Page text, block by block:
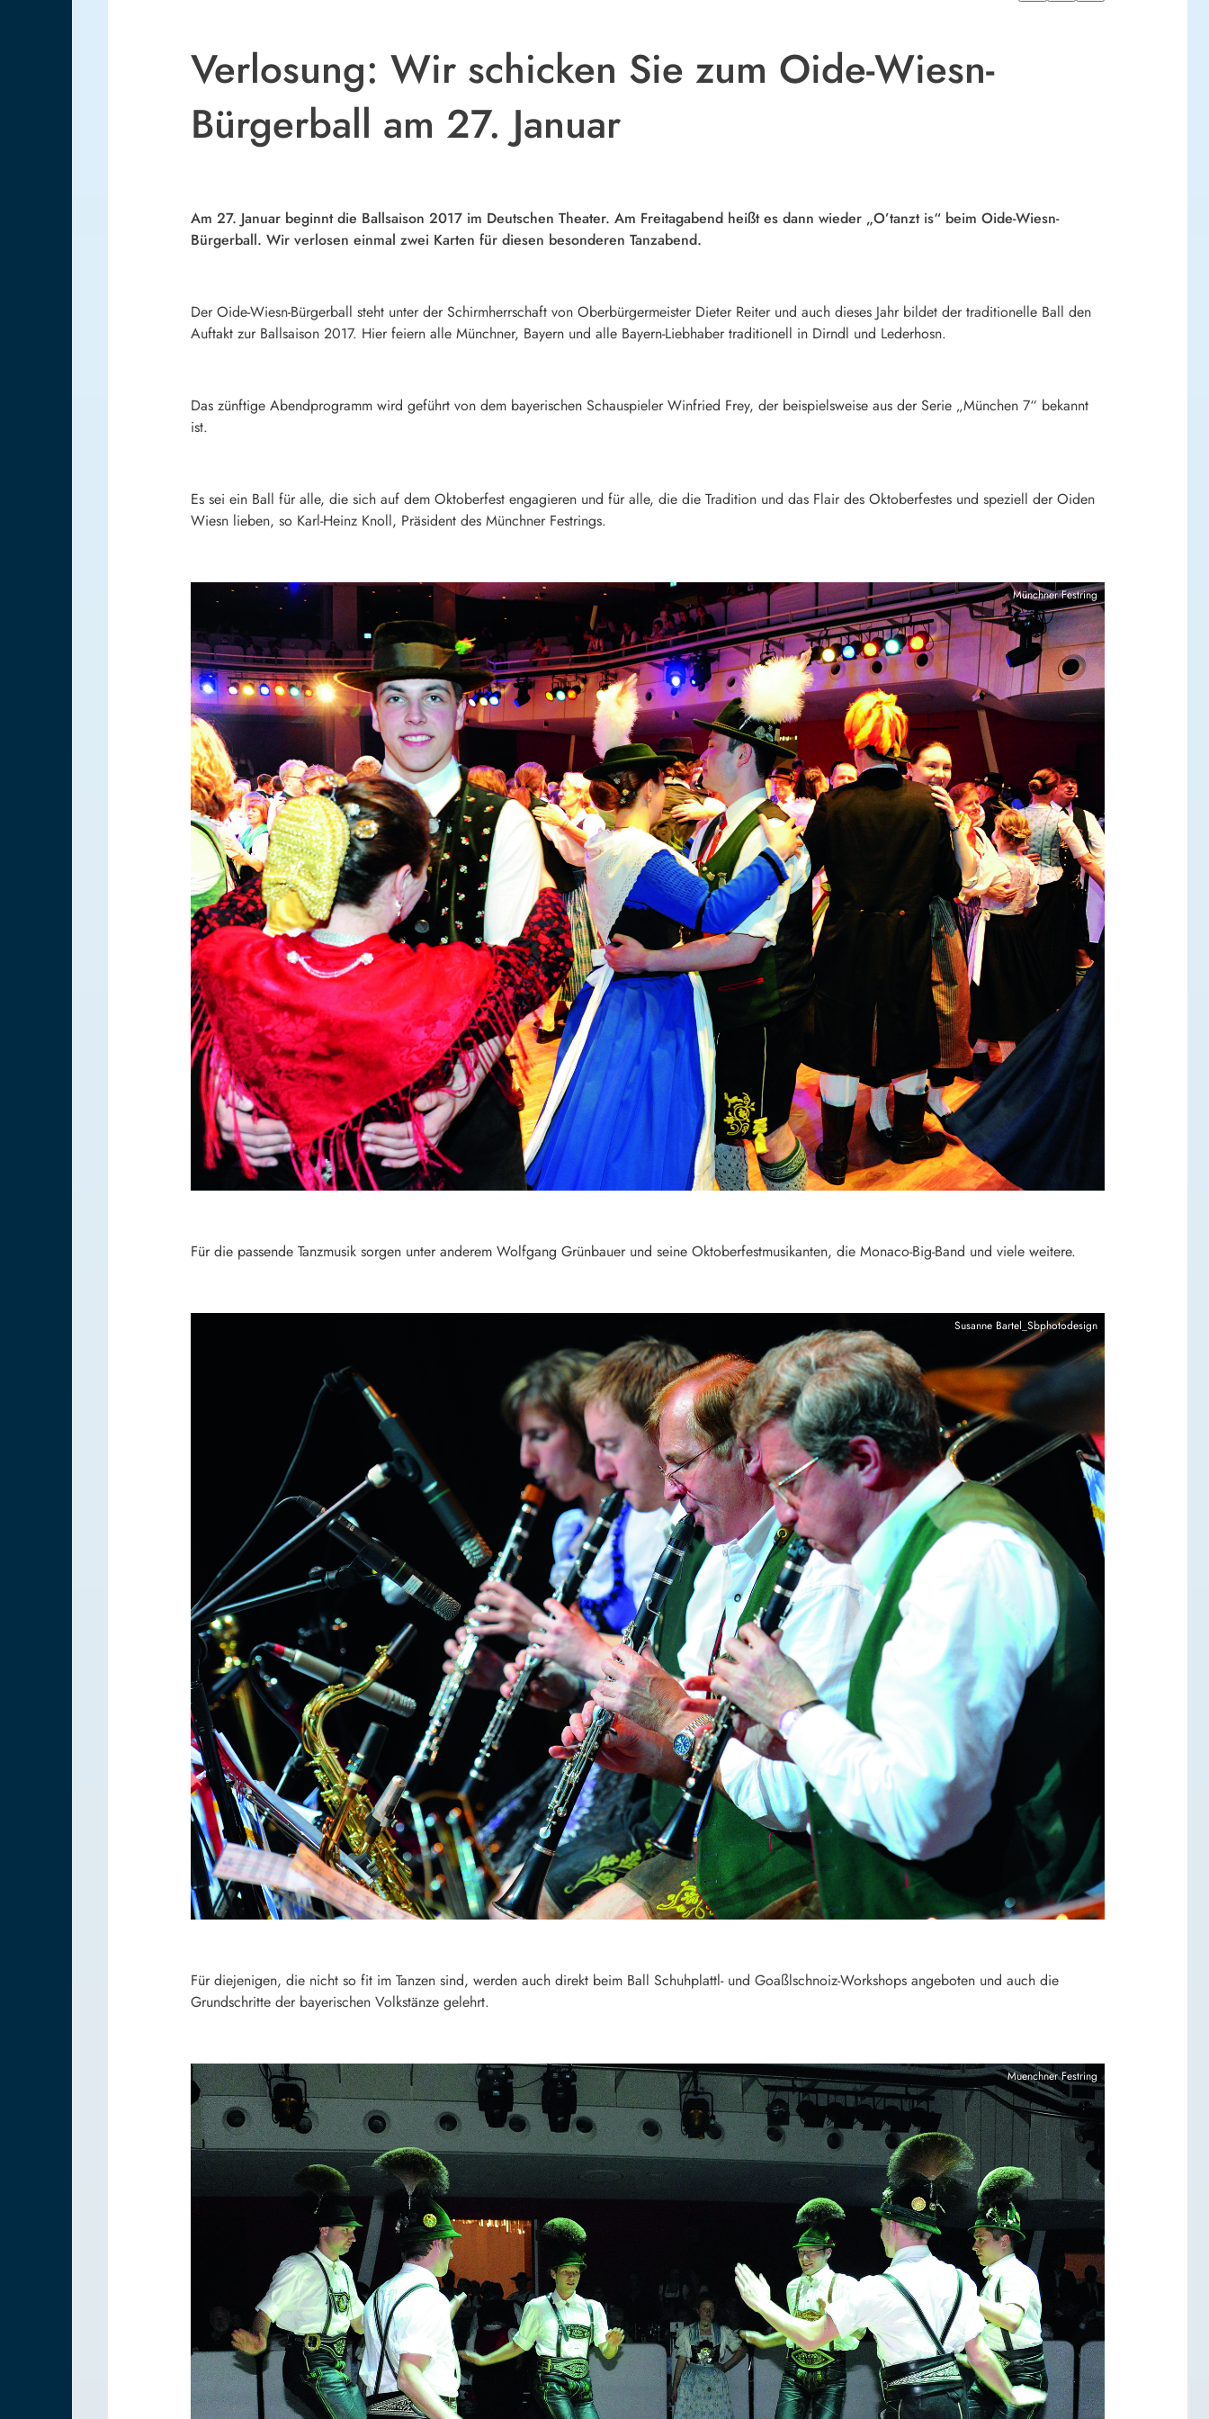
Verlosung: Wir schicken Sie zum Oide-Wiesn-
Bürgerball am 27. Januar
Am 27. Januar beginnt die Ballsaison 2017 im Deutschen Theater. Am Freitagabend heißt es dann wieder „O’tanzt is“ beim Oide-Wiesn-
Bürgerball. Wir verlosen einmal zwei Karten für diesen besonderen Tanzabend.
Der Oide-Wiesn-Bürgerball steht unter der Schirmherrschaft von Oberbürgermeister Dieter Reiter und auch dieses Jahr bildet der traditionelle Ball den
Auftakt zur Ballsaison 2017. Hier feiern alle Münchner, Bayern und alle Bayern-Liebhaber traditionell in Dirndl und Lederhosn.
Das zünftige Abendprogramm wird geführt von dem bayerischen Schauspieler Winfried Frey, der beispielsweise aus der Serie „München 7“ bekannt
ist.
Es sei ein Ball für alle, die sich auf dem Oktoberfest engagieren und für alle, die die Tradition und das Flair des Oktoberfestes und speziell der Oiden
Wiesn lieben, so Karl-Heinz Knoll, Präsident des Münchner Festrings.
Münchner Festring
Für die passende Tanzmusik sorgen unter anderem Wolfgang Grünbauer und seine Oktoberfestmusikanten, die Monaco-Big-Band und viele weitere.
Susanne Bartel_Sbphotodesign
Für diejenigen, die nicht so fit im Tanzen sind, werden auch direkt beim Ball Schuhplattl- und Goaßlschnoiz-Workshops angeboten und auch die
Grundschritte der bayerischen Volkstänze gelehrt.
Muenchner Festring